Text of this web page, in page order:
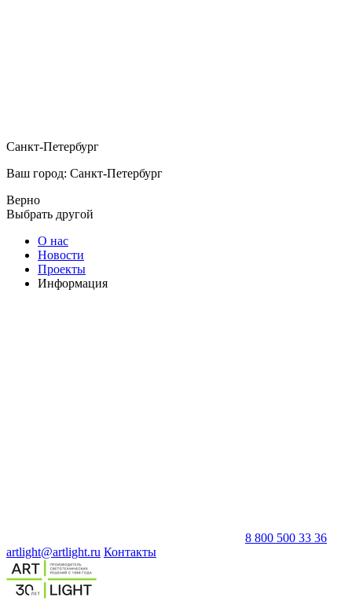
Санкт-Петербург
Ваш город: Санкт-Петербург
Верно
Выбрать другой
О нас
Новости
Проекты
Информация
8 800 500 33 36
artlight@artlight.ru Контакты